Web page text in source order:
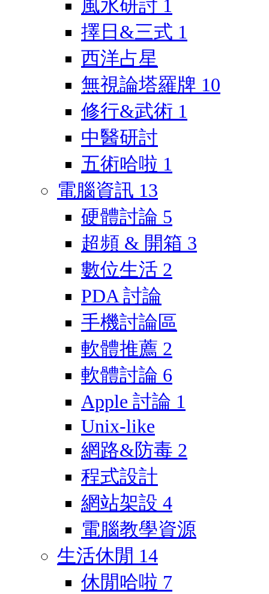
風水研討 1
擇日&三式 1
西洋占星
無視論塔羅牌 10
修行&武術 1
中醫研討
五術哈啦 1
電腦資訊 13
硬體討論 5
超頻 & 開箱 3
數位生活 2
PDA 討論
手機討論區
軟體推薦 2
軟體討論 6
Apple 討論 1
Unix-like
網路&防毒 2
程式設計
網站架設 4
電腦教學資源
生活休閒 14
休閒哈啦 7